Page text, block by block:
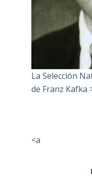
La Selección
de Franz Kafka
<a